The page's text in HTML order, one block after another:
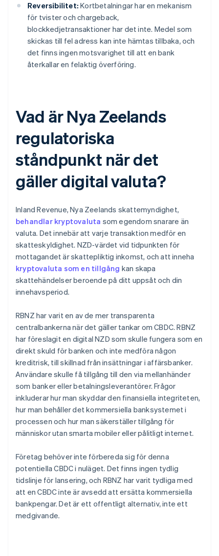
Reversibilitet: Kortbetalningar har en mekanism
för tvister och chargeback,
blockkedjetransaktioner har det inte. Medel som
skickas till fel adress kan inte hämtas tillbaka, och
det finns ingen motsvarighet till att en bank
återkallar en felaktig överföring.
Vad är Nya Zeelands
regulatoriska
ståndpunkt när det
gäller digital valuta?
Inland Revenue, Nya Zeelands skattemyndighet,
behandlar kryptovaluta som egendom snarare än
valuta. Det innebär att varje transaktion medför en
skatteskyldighet. NZD-värdet vid tidpunkten för
mottagandet är skattepliktig inkomst, och att inneha
kryptovaluta som en tillgång kan skapa
skattehändelser beroende på ditt uppsåt och din
innehavsperiod.
RBNZ har varit en av de mer transparenta
centralbankerna när det gäller tankar om CBDC. RBNZ
har föreslagit en digital NZD som skulle fungera som en
direkt skuld för banken och inte medföra någon
kreditrisk, till skillnad från insättningar i affärsbanker.
Användare skulle få tillgång till den via mellanhänder
som banker eller betalningsleverantörer. Frågor
inkluderar hur man skyddar den finansiella integriteten,
hur man behåller det kommersiella banksystemet i
processen och hur man säkerställer tillgång för
människor utan smarta mobiler eller pålitligt internet.
Företag behöver inte förbereda sig för denna
potentiella CBDC i nuläget. Det finns ingen tydlig
tidslinje för lansering, och RBNZ har varit tydliga med
att en CBDC inte är avsedd att ersätta kommersiella
bankpengar. Det är ett offentligt alternativ, inte ett
medgivande.